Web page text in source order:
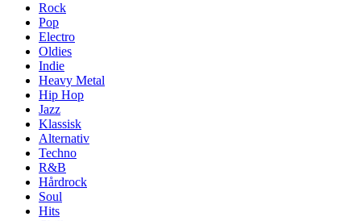
Rock
Pop
Electro
Oldies
Indie
Heavy Metal
Hip Hop
Jazz
Klassisk
Alternativ
Techno
R&B
Hårdrock
Soul
Hits